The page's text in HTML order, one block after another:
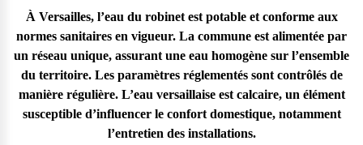
À Versailles, l’eau du robinet est potable et conforme aux
normes sanitaires en vigueur. La commune est alimentée par
un réseau unique, assurant une eau homogène sur l’ensemble
du territoire. Les paramètres réglementés sont contrôlés de
manière régulière. L’eau versaillaise est calcaire, un élément
susceptible d’influencer le confort domestique, notamment
l’entretien des installations.